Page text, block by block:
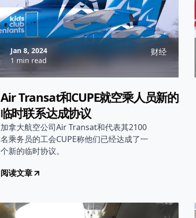
Jan 8, 2024
1 min read
财经
Air Transat和CUPE就空乘人员新的
临时联系达成协议
加拿大航空公司Air Transat和代表其2100
名乘务员的工会CUPE称他们已经达成了一
个新的临时协议。
阅读文章